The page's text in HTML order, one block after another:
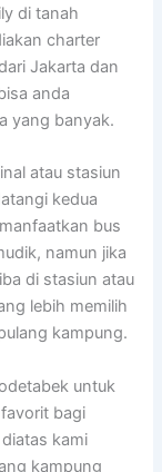
di tanah
charter
Jakarta dan
anda
yang banyak.
atau stasiun
kedua
bus
namun jika
di stasiun atau
lebih memilih
kampung.
untuk
bagi
kami
kampung